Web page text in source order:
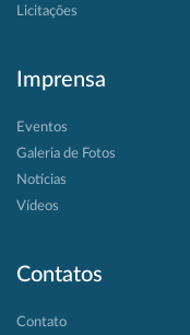
Licitações
Imprensa
Eventos
Galeria de Fotos
Notícias
Vídeos
Contatos
Contato